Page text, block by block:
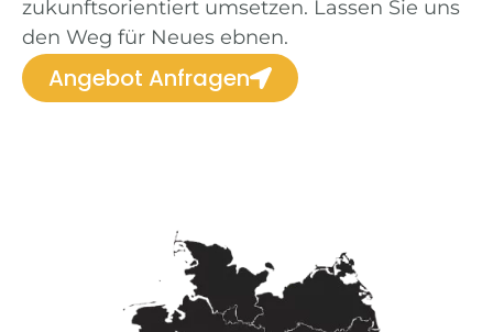
zukunftsorientiert umsetzen. Lassen Sie uns
den Weg für Neues ebnen.
Angebot Anfragen